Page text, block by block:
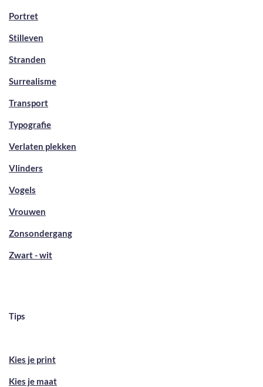
Portret
Stilleven
Stranden
Surrealisme
Transport
Typografie
Verlaten plekken
Vlinders
Vogels
Vrouwen
Zonsondergang
Zwart - wit
Tips
Kies je print
Kies je maat